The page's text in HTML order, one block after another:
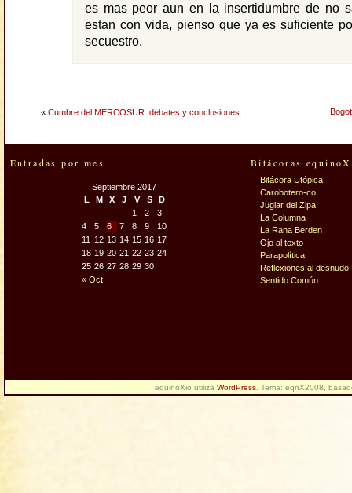
es mas peor aun en la insertidumbre de no
estan con vida, pienso que ya es suficiente
secuestro.
« Cumbre del MERCOSUR: debates y conclusiones
Entradas por mes
Septiembre 2017
L
M X J V S D
« Oct
1 2
3
4
5 6 7 8 9
10
11
12 13 14 15 16 17
18 19 20 21 22 23 24
25 26 27 28 29 30
Bitácoras
Bitácora Utópica
Carobotero-co
Juglar del Zipa
La Columna
La Rana Berden
Ojo al texto
Parapolítica
Reflexiones al desnudo
Sentido Común
equinoXio utiliza WordPress . Tema: eqnX2008,